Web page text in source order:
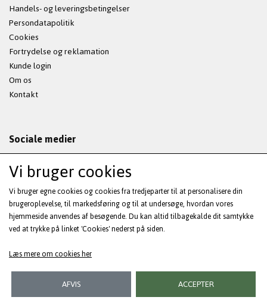
Handels- og leveringsbetingelser
Persondatapolitik
Cookies
Fortrydelse og reklamation
Kunde login
Om os
Kontakt
Sociale medier
Modtag vores nyhedsbrev via e-mail
Tilmeld
(mere information)
Vi bruger cookies
Vi bruger egne cookies og cookies fra tredjeparter til at personalisere din
brugeroplevelse, til markedsføring og til at undersøge, hvordan vores
hjemmeside anvendes af besøgende. Du kan altid tilbagekalde dit samtykke
ved at trykke på linket 'Cookies' nederst på siden.
Læs mere om cookies her
AFVIS ACCEPTER